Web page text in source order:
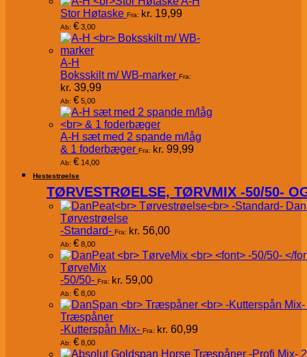
Stor Høtaske Fra: kr. 19,99
Ab: € 3,00
A-H
Boksskilt m/ WB-marker Fra:
kr. 39,99
Ab: € 5,00
A-H sæt med 2 spande m/låg
& 1 foderbæger Fra: kr. 99,99
Ab: € 14,00
Hestestrøelse
TØRVESTRØELSE, TØRVMIX -50/50-
Tørvestrøelse
-Standard- Fra: kr. 56,00
Ab: € 8,00
TørveMix
-50/50- Fra: kr. 59,00
Ab: € 8,00
Træspåner
-Kutterspån Mix- Fra: kr. 60,99
Ab: € 8,00